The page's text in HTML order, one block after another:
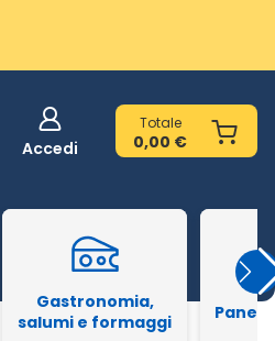
Accedi
Totale
0,00 €
Gastronomia,
salumi e formaggi
Pane